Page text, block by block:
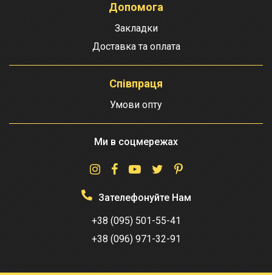
Допомога
Закладки
Доставка та оплата
Співпраця
Умови опту
Ми в соцмережах
Зателефонуйте Нам
+38 (095) 501-55-41
+38 (096) 971-32-91